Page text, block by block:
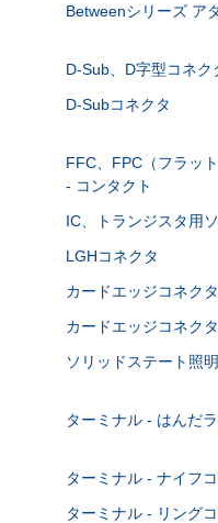
Betweenシリーズ ア
D-Sub、D字型コネク
D-Subコネクタ
FFC、FPC（フラッ
- コンタクト
IC、トランジスタ用
LGHコネクタ
カードエッジコネク
カードエッジコネク
ソリッドステート照
ターミナル - はんだ
ターミナル - ナイフ
ターミナル - リング